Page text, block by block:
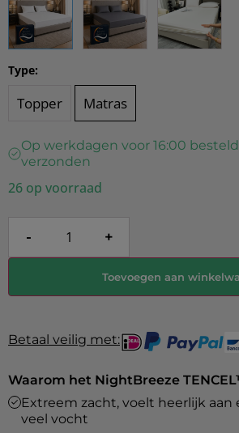
Type:
Topper Matras
Op werkdagen voor 16:00
verzonden
26 op voorraad
- +
Toevoegen aan
Betaal veilig met:
Waarom het NightBreeze
Extreem zacht, voelt heerlijk aan
veel vocht